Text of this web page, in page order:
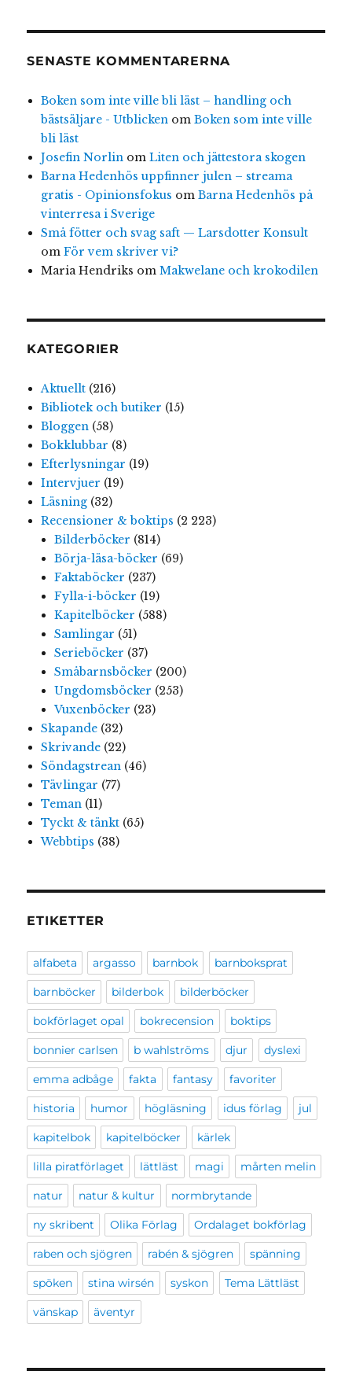
SENASTE KOMMENTARERNA
Boken som inte ville bli läst – handling och
bästsäljare - Utblicken om Boken som inte ville
bli läst
Josefin Norlin om Liten och jättestora skogen
Barna Hedenhös uppfinner julen – streama
gratis - Opinionsfokus om Barna Hedenhös på
vinterresa i Sverige
Små fötter och svag saft — Larsdotter Konsult
om För vem skriver vi?
Maria Hendriks om Makwelane och krokodilen
KATEGORIER
Aktuellt(216)
Bibliotek och butiker (15)
Bloggen(58)
Bokklubbar (8)
Efterlysningar (19)
Intervjuer (19)
Läsning(32)
Recensioner & boktips (2 223)
Bilderböcker (814)
Börja-läsa-böcker (69)
Faktaböcker (237)
Fylla-i-böcker (19)
Kapitelböcker (588)
Samlingar (51)
Serieböcker (37)
Småbarnsböcker (200)
Ungdomsböcker (253)
Vuxenböcker (23)
Skapande(32)
Skrivande(22)
Söndagstrean(46)
Tävlingar (77)
Teman(11)
Tyckt & tänkt(65)
Webbtips (38)
ETIKETTER
alfabeta argasso barnbok barnboksprat
barnböcker bilderbok bilderböcker
bokförlaget opal bokrecension boktips
bonnier carlsen b wahlströms djur dyslexi
emma adbåge fakta fantasy favoriter
historia humor högläsning idus förlag jul
kapitelbok kapitelböcker kärlek
lilla piratförlaget lättläst magi mårten melin
natur natur & kultur normbrytande
ny skribent Olika Förlag Ordalaget bokförlag
raben och sjögren rabén & sjögren spänning
spöken stina wirsén syskon Tema Lättläst
vänskap äventyr